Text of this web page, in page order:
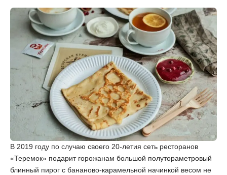
В 2019 году по случаю своего 20-летия сеть ресторанов
«Теремок» подарит горожанам большой полутораметровый
блинный пирог с бананово-карамельной начинкой весом не